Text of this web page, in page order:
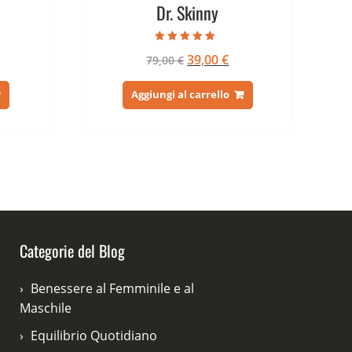
Dr. Skinny
5.00
su 5
79,00€Il
originale
era:
39,00€Il
attuale
è:
Aggiungi al carrello
Categorie del Blog
Benessere al Femminile e al
Maschile
Equilibrio Quotidiano